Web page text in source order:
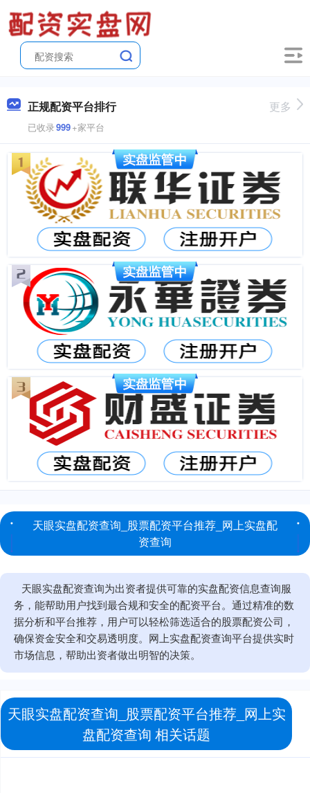
正规配资平台排行
已收录999+家平台
更多
天眼实盘配资查询_股票配资平台推荐_网上实盘配
资查询
天眼实盘配资查询为出资者提供可靠的实盘配资信息查询服
务，能帮助用户找到最合规和安全的配资平台。通过精准的数
据分析和平台推荐，用户可以轻松筛选适合的股票配资公司，
确保资金安全和交易透明度。网上实盘配资查询平台提供实时
市场信息，帮助出资者做出明智的决策。
天眼实盘配资查询_股票配资平台推荐_网上实
盘配资查询 相关话题